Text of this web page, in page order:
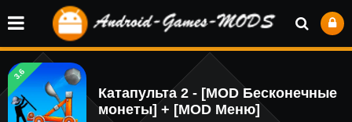
3.6
Катапульта 2 - [MOD Бесконечные
монеты] + [MOD Меню]